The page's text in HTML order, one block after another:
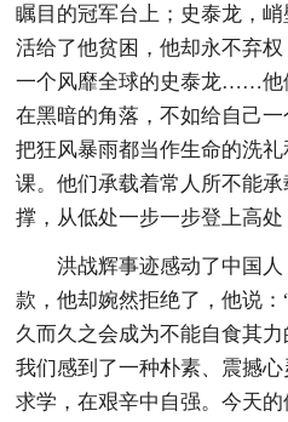
瞩目的冠军台上；史泰龙，
活给了他贫困，他却永不弃
一个风靡全球的史泰龙……他
在黑暗的角落，不如给自己
把狂风暴雨都当作生命的洗
课。他们承载着常人所不能
撑，从低处一步一步登上高处
洪战辉事迹感动了中国
款，他却婉然拒绝了，他说：
久而久之会成为不能自食其力
我们感到了一种朴素、震撼
求学，在艰辛中自强。今天